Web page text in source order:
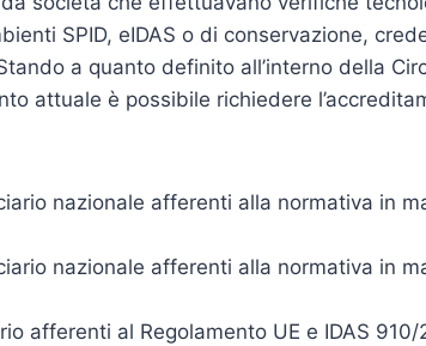
SPID, eIDAS o di conservazione,
a quanto definito all’interno della
attuale è possibile richiedere
nazionale afferenti alla normativa in
nazionale afferenti alla normativa in
afferenti al Regolamento UE e IDAS 910/